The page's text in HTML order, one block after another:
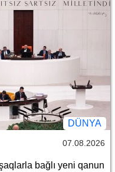
DÜNYA
07.08.2026
bağlı yeni qanun